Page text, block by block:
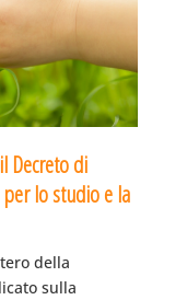
Decreto di
lo studio e la
della
sulla